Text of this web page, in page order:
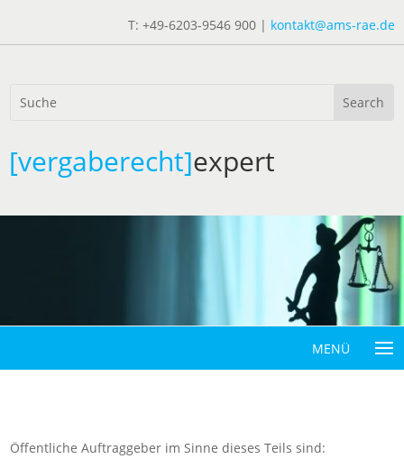
T: +49-6203-9546 900 | kontakt@ams-rae.de
[vergaberecht]expert
Öffentliche Auftraggeber im Sinne dieses Teils sind: